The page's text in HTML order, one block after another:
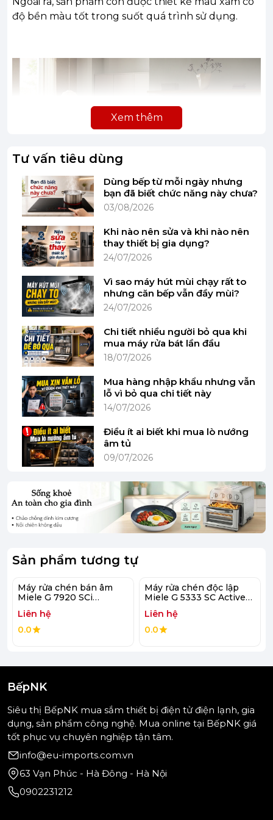
độ bền màu tốt trong suốt quá trình sử dụng.
(Hình ảnh mang tính minh họa)
Ngăn kéo 3D MULTIFLEX
Bạn có thể đặt các bộ đồ ăn nhỏ như tách cà phê
vào ngăn kéo dao kéo của máy rửa bát. Ngăn kéo
3D MultiFlex bao gồm phần giữa được hạ thấp và
hai phần bên. Chiếc bên trái có thể được đẩy sang
bên phải để nhường chỗ cho những ly rượu cao ở
giỏ phía trên. Bạn có thể thoải mái đặt dao kéo lớn
và các đồ sành sứ nhỏ ở phần bên phải có thể hạ
thấp.
(Hình ảnh mang tính minh họa)
Chương trình rửa
Xem thêm
Tư vấn tiêu dùng
Dùng bếp từ mỗi ngày nhưng
bạn đã biết chức năng này chưa?
03/08/2026
Khi nào nên sửa và khi nào nên
thay thiết bị gia dụng?
24/07/2026
Vì sao máy hút mùi chạy rất to
nhưng căn bếp vẫn đầy mùi?
24/07/2026
Chi tiết nhiều người bỏ qua khi
mua máy rửa bát lần đầu
18/07/2026
Mua hàng nhập khẩu nhưng vẫn
lỗ vì bỏ qua chi tiết này
14/07/2026
Điều ít ai biết khi mua lò nướng
âm tủ
09/07/2026
Sản phẩm tương tự
Máy rửa chén bán âm
Miele G 7920 SCi
Liên hệ
0.0
Máy rửa chén độc lập
Miele G 5333 SC Active
Liên hệ
0.0
BếpNK
Siêu thị BếpNK mua sắm thiết bị điện tử điện lạnh, gia
dụng, sản phẩm công nghệ. Mua online tại BếpNK giá
tốt phục vụ chuyên nghiệp tận tâm.
info@eu-imports.com.vn
63 Vạn Phúc - Hà Đông - Hà Nội
0902231212